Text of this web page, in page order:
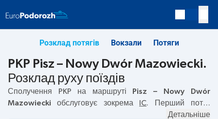
Розклад потягів Вокзали Потяги
PKP Pisz – Nowy Dwór Mazowiecki.
Розклад руху поїздів
Сполучення PKP на маршруті
Pisz – Nowy Dwór
Mazowiecki обслуговує зокрема IC. Перший потяг
Детальніше